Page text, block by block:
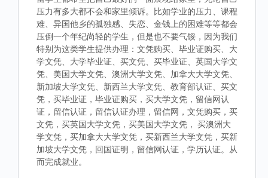
压力有多大都不会和家里倾诉。比如学业的压力、课程
难、异国他乡的孤独感、失恋、金钱上的困难等等都会
压倒一个年纪尚轻的学生，但是也不要气馁，因为我们
特别为这类学生提供办理：文凭购买、毕业证购买、大
学文凭、大学毕业证、买文凭、买毕业证、英国大学文
凭、美国大学文凭、澳洲大学文凭、加拿大大学文凭、
新加坡大学文凭、新西兰大学文凭、教育部认证、买文
凭，买毕业证，毕业证购买，买大学文凭，留信网认
证，留信认证，留信认证办理，留信网，文凭购买，买
文凭，买英国大学文凭，买美国大学文凭， 买澳洲大
学文凭，买加拿大大学文凭，买新西兰大学文凭，买新
加坡大学文凭，回国证明，留信网认证，学历认证。从
而完成就业。